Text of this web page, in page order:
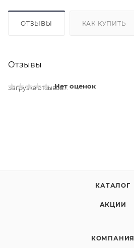
ОТЗЫВЫ КАК КУПИТЬ
Отзывы
Нет оценок
Загрузка отзывов...
КАТАЛОГ
АКЦИИ
КОМПАНИЯ